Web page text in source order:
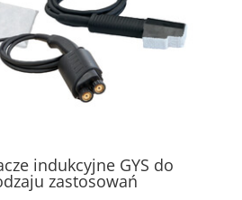
indukcyjne GYS do
zastosowań